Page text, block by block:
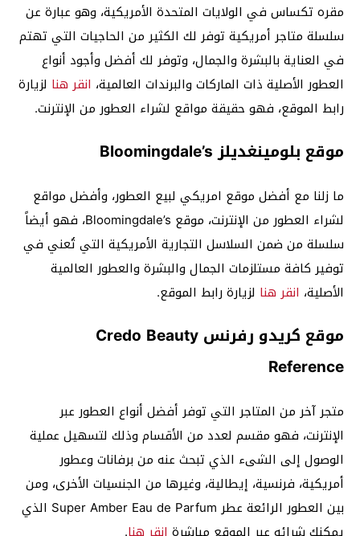
مقره تكساس في الولايات المتحدة الأمريكية، وهو عبارة عن
سلسلة متاجر أمريكية توفر لك الكثير من الحاجيات التي تهتم
في العناية بالبشرة والجمال، وتوفر لك أفضل وأجود أنواع
العطور الأصلية ذات الماركات والبرندات العالمية، انقر هنا لزيارة
رابط الموقع، فهو حقيقة مواقع لشراء العطور من الإنترنت.
موقع بلومينغديلز Bloomingdale’s
ما زلنا مع أفضل موقع امريكي لبيع العطور، وأفضل مواقع
لشراء العطور من الإنترنت، موقع Bloomingdale’s، فهو أيضاً
سلسلة من ضمن السلاسل التجارية الأمريكية التي تُعني في
توفير كافة مستلزمات الجمال والبشرة والعطور العالمية
الأصلية، انقر هنا لزيارة رابط الموقع.
موقع كريدو رفرنس Credo Beauty
Reference
متجر آخر من المتاجر التي توفر أفضل أنواع العطور عبر
الإنترنت، فهو مقسم لعدد من الأقسام وذلك لتسهيل عملية
الوصول إلى الشىء الذي تبحث عنه من برفانات وعطور
أمريكية، فرنسية، إيطالية، وغيرها من الجنسيات الأخرى، ومن
بين العطور الرائعة عطر Super Amber Eau de Parfum الذي